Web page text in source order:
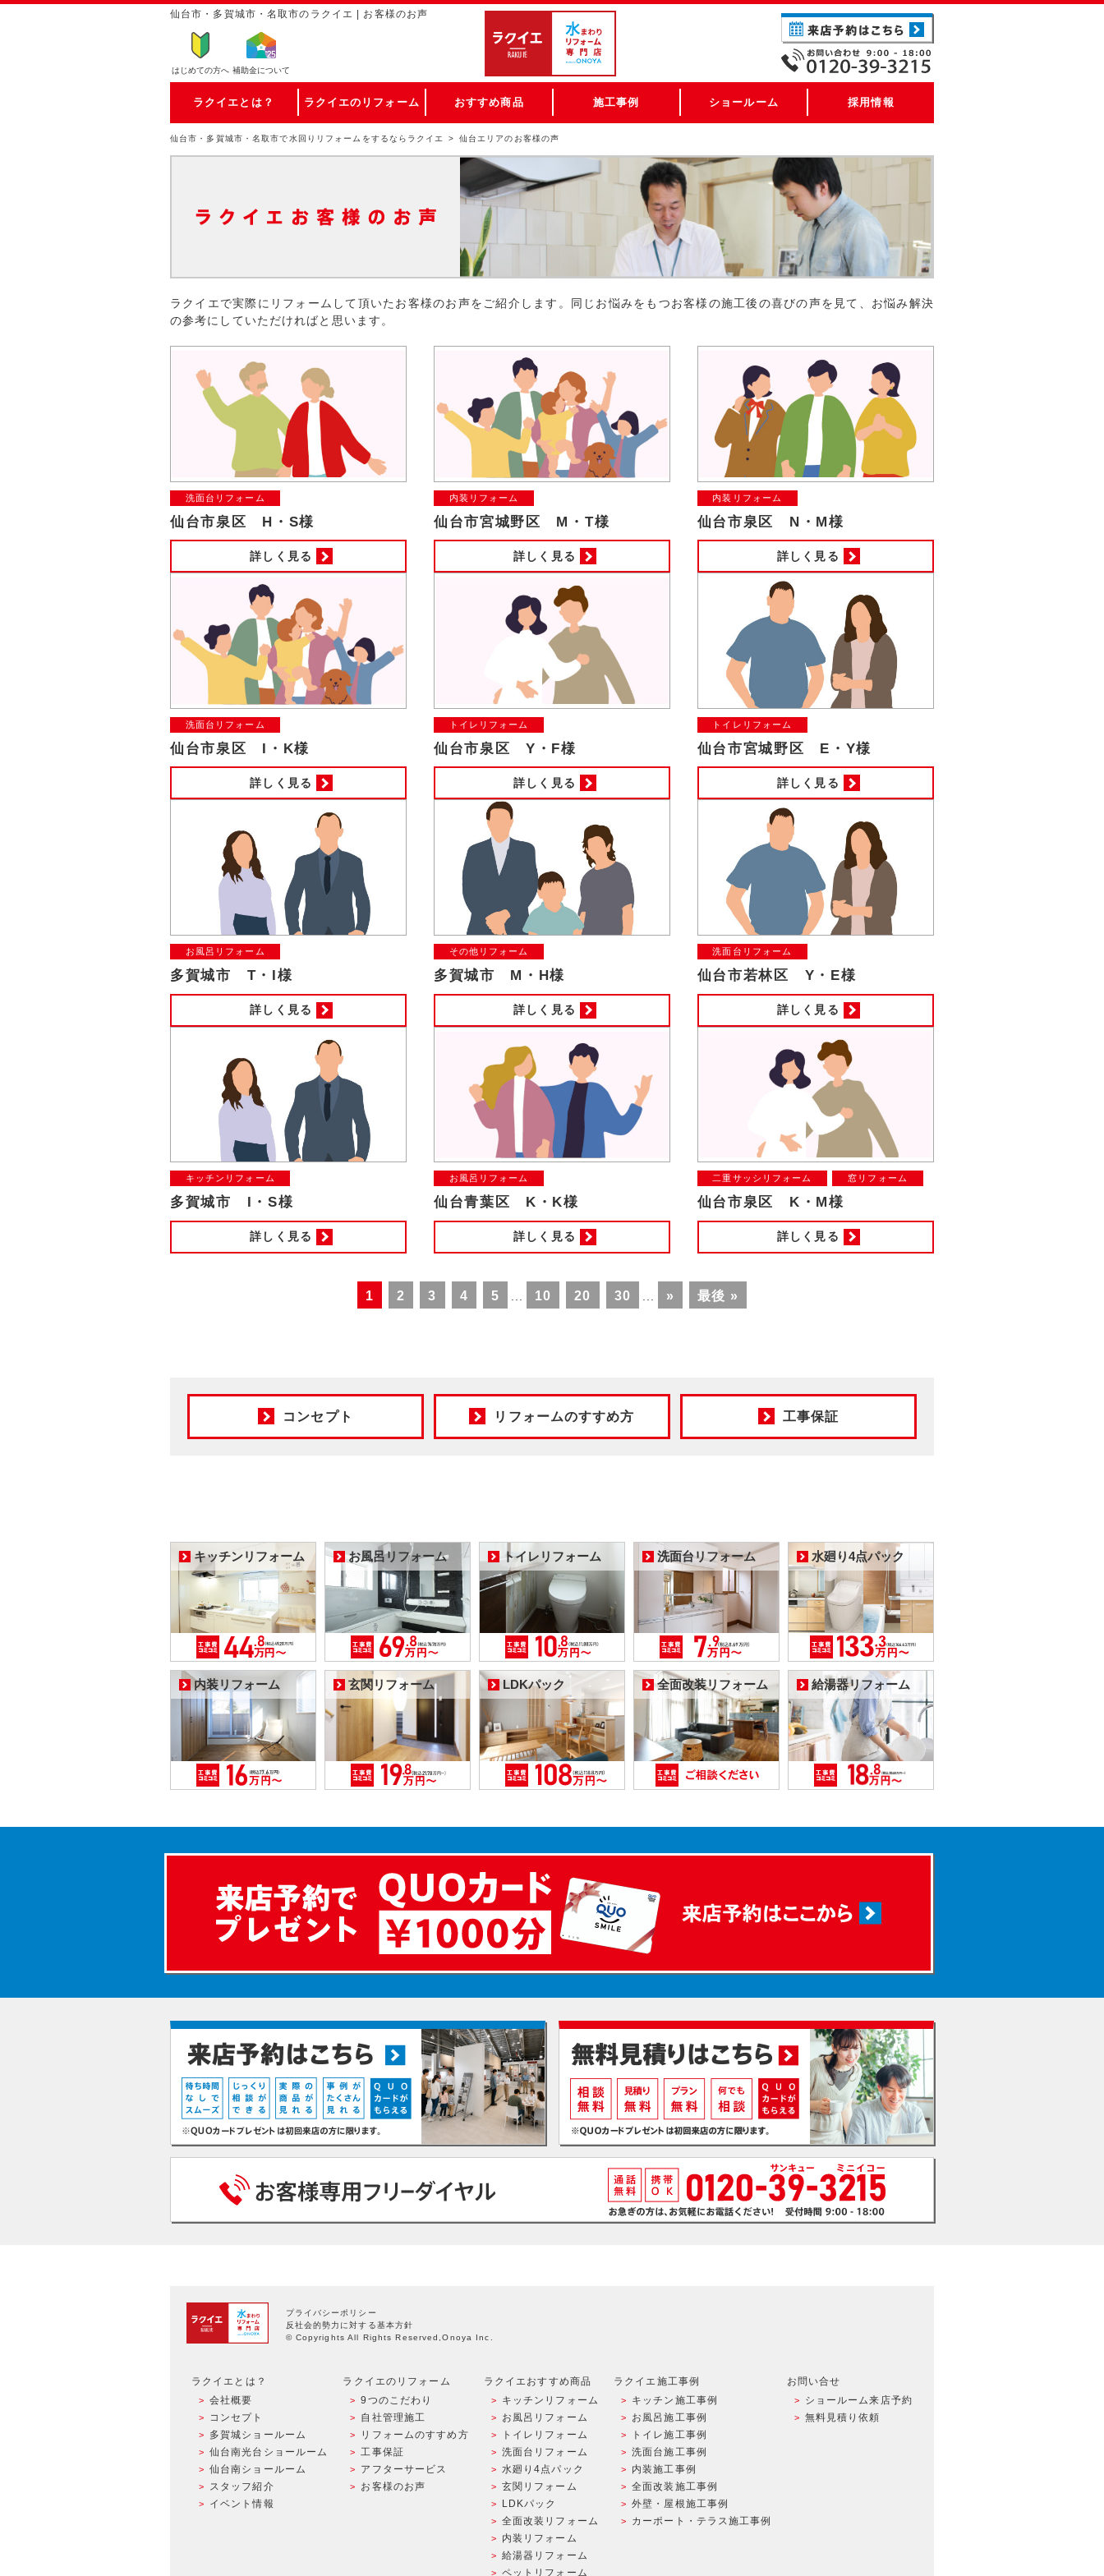
仙台市・多賀城市・名取市のラクイエ | お客様のお声
はじめての方へ 補助金について
ラクイエとは？ ラクイエのリフォーム おすすめ商品 施工事例 ショールーム 採用情報
仙台市・多賀城市・名取市で水回りリフォームをするならラクイエ 仙台エリアのお客様の声
ラクイエで実際にリフォームして頂いたお客様のお声をご紹介します。同じお悩みをもつお客様の施工後の喜びの声を見て、お悩み解決
の参考にしていただければと思います。
洗面台リフォーム
仙台市泉区 H・S様
詳しく見る
内装リフォーム
仙台市宮城野区 M・T様
詳しく見る
内装リフォーム
仙台市泉区 N・M様
詳しく見る
洗面台リフォーム
仙台市泉区 I・K様
詳しく見る
トイレリフォーム
仙台市泉区 Y・F様
詳しく見る
トイレリフォーム
仙台市宮城野区 E・Y様
詳しく見る
お風呂リフォーム
多賀城市 T・I様
詳しく見る
その他リフォーム
多賀城市 M・H様
詳しく見る
洗面台リフォーム
仙台市若林区 Y・E様
詳しく見る
キッチンリフォーム
多賀城市 I・S様
詳しく見る
お風呂リフォーム
仙台青葉区 K・K様
詳しく見る
二重サッシリフォーム 窓リフォーム
仙台市泉区 K・M様
詳しく見る
1 2 3 4 5 10 20 30 » 最後 »
コンセプト リフォームのすすめ方 工事保証
キッチンリフォーム お風呂リフォーム トイレリフォーム 洗面台リフォーム 水廻り4点パック
内装リフォーム 玄関リフォーム LDKパック 全面改装リフォーム 給湯器リフォーム
プライバシーポリシー
反社会的勢力に対する基本方針
© Copyrights All Rights Reserved,Onoya Inc.
ラクイエとは？
会社概要
コンセプト
多賀城ショールーム
仙台南光台ショールーム
仙台南ショールーム
スタッフ紹介
イベント情報
ラクイエのリフォーム
9つのこだわり
自社管理施工
リフォームのすすめ方
工事保証
アフターサービス
お客様のお声
ラクイエおすすめ商品
キッチンリフォーム
お風呂リフォーム
トイレリフォーム
洗面台リフォーム
水廻り4点パック
玄関リフォーム
LDKパック
全面改装リフォーム
内装リフォーム
給湯器リフォーム
ペットリフォーム
ラクイエ施工事例
キッチン施工事例
お風呂施工事例
トイレ施工事例
洗面台施工事例
内装施工事例
全面改装施工事例
外壁・屋根施工事例
カーポート・テラス施工事例
お問い合せ
ショールーム来店予約
無料見積り依頼